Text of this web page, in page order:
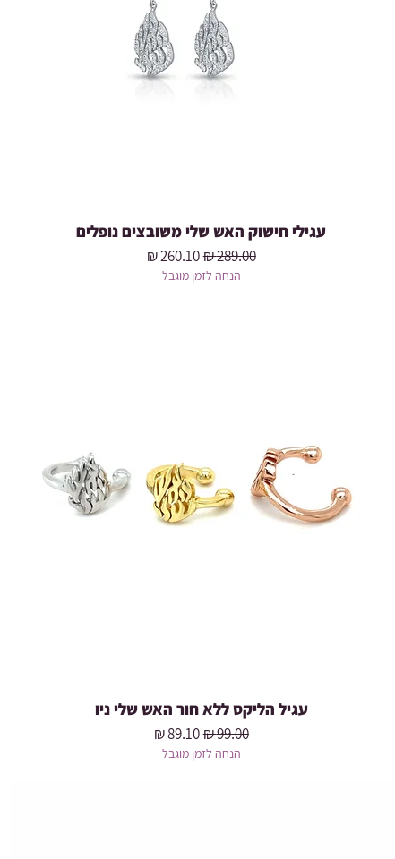
עגילי חישוק האש שלי משובצים נופלים
מחיר רגיל‏289.00 ‏₪ מחיר מבצע‏260.10 ‏₪
הנחה לזמן מוגבל
עגיל הליקס ללא חור האש שלי ניו
מחיר רגיל‏99.00 ‏₪ מחיר מבצע‏89.10 ‏₪
הנחה לזמן מוגבל